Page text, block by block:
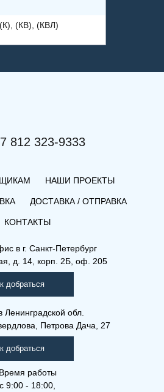
(КВ), (КВЛ)
(КВ), (КВЛ)
812 323-9333
НАШИ ПРОЕКТЫ
ДОСТАВКА / ОТПРАВКА
КОНТАКТЫ
в г. Санкт-Петербург
д. 14, корп. 2Б, оф. 205
добраться
Ленинградской обл.
Петрова Дача, 27
добраться
Время работы
с 9:00 - 18:00,